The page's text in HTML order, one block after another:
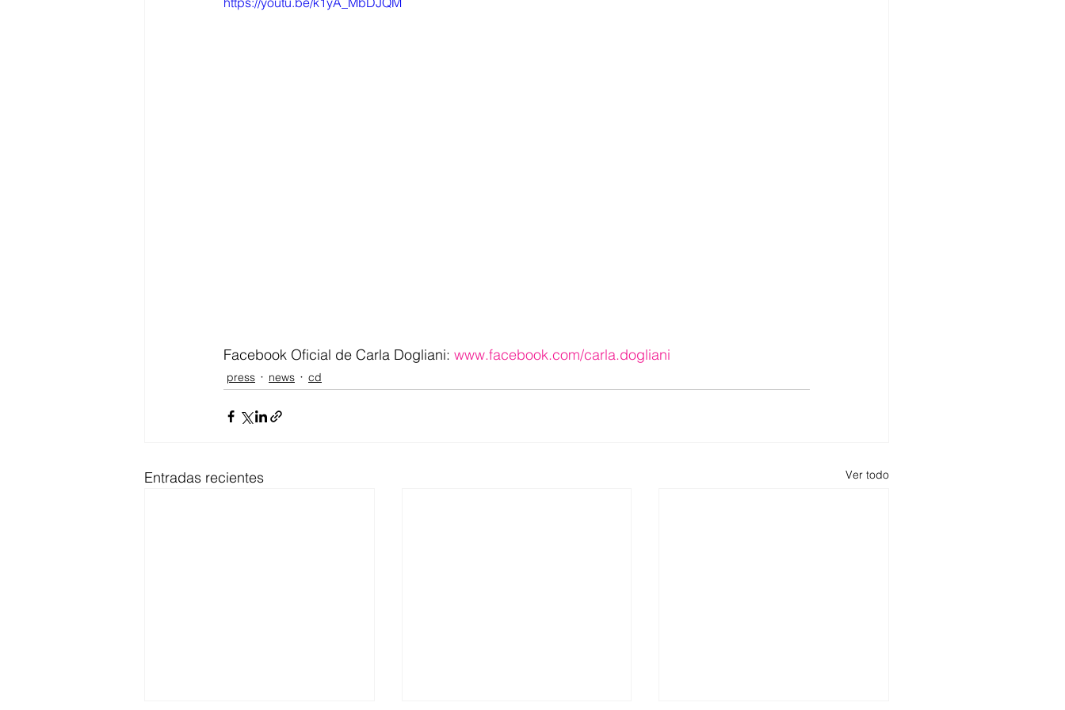
Facebook Oficial de Carla Dogliani: www.facebook.com/carla.dogliani
press news cd
Entradas recientes Ver todo